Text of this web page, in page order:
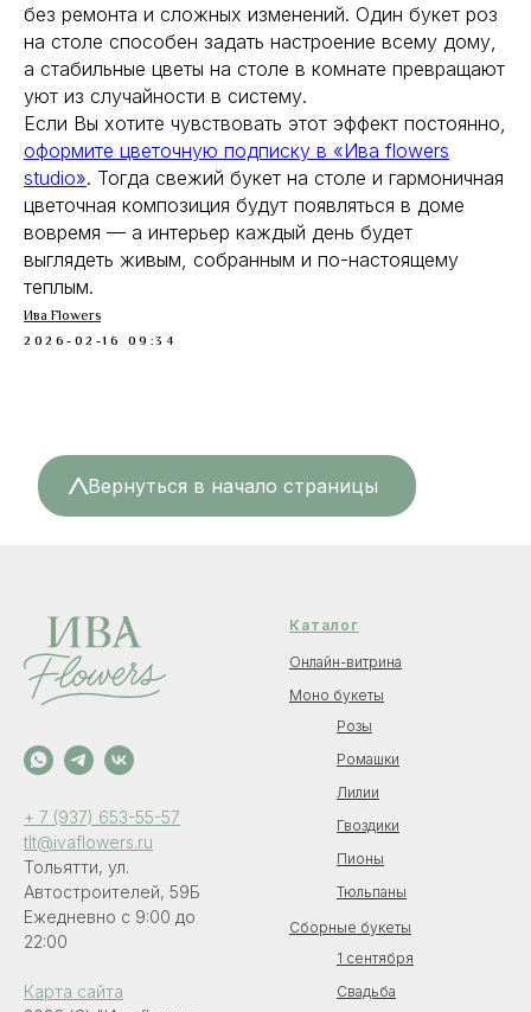
без ремонта и сложных изменений. Один букет роз
на столе способен задать настроение всему дому,
а стабильные цветы на столе в комнате превращают
уют из случайности в систему.
Если Вы хотите чувствовать этот эффект постоянно,
оформите цветочную подписку в «Ива flowers
studio». Тогда свежий букет на столе и гармоничная
цветочная композиция будут появляться в доме
вовремя — а интерьер каждый день будет
выглядеть живым, собранным и по-настоящему
теплым.
Ива Flowers
2026-02-16 09:34
<Вернуться в начало страницы
+ 7 (937) 653-55-57
tlt@ivaflowers.ru
Тольятти, ул.
Автостроителей, 59Б
Ежедневно с 9:00 до
22:00
Карта сайта
Каталог
Онлайн-витрина
Моно букеты
Розы
Ромашки
Лилии
Гвоздики
Пионы
Тюльпаны
Сборные букеты
1 сентября
Свадьба